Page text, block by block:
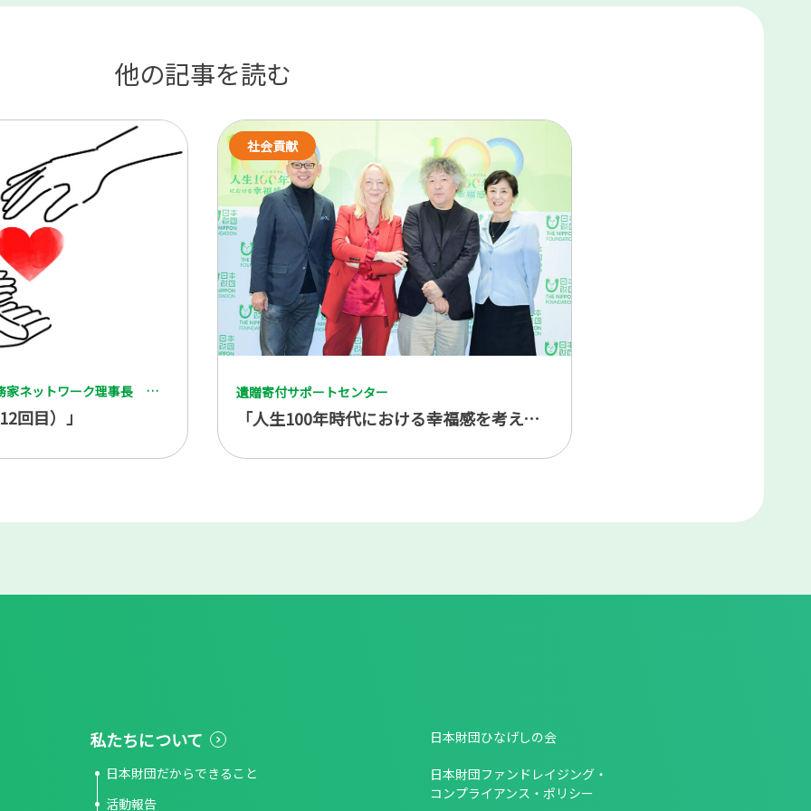
他の記事を読む
認定NPO法人NPO会計税務家ネットワーク理事長 一般社団法人 全国レガシーギフト協会理事 税理士 脇坂 誠也
回目）」
遺贈寄付サポートセンター
「人生100年時代における幸福感を考える」
社会貢献
私たちについて
日本財団だからできること
活動報告
日本財団ひなげしの会
日本財団ファンドレイジング・
コンプライアンス・ポリシー